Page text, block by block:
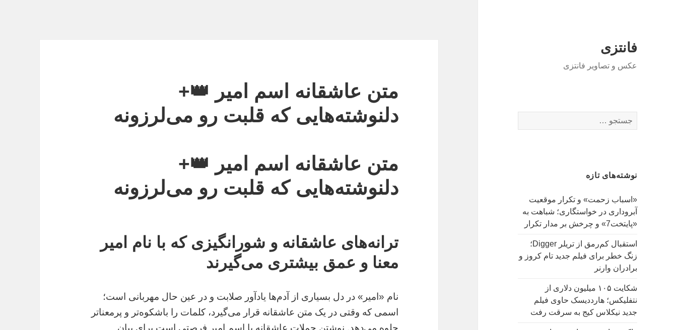
فانتزی
عکس و تصاویر فانتزی
س
ب
ا
ی
:
نوشته‌های تازه
«اسباب زحمت» و تکرار موقعیت
آبروداری در خواستگاری؛ شباهت به
«پایتخت7» و چرخش بر مدار تکرار
استقبال کم‌رمق از تریلر Digger؛
زنگ خطر برای فیلم جدید تام کروز و
برادران وارنر
شکایت ۱۰۵ میلیون دلاری از
نتفلیکس؛ هارددیسک حاوی فیلم
جدید نیکلاس کیج به سرقت رفت
متن عاشقانه اسم امیر 👑+
دلنوشته‌هایی که قلبت رو می‌لرزونه
متن عاشقانه اسم امیر 👑+
دلنوشته‌هایی که قلبت رو می‌لرزونه
ترانه‌های عاشقانه و شورانگیزی که با نام امیر
معنا و عمق بیشتری می‌گیرند
نام «امیر» در دل بسیاری از آدم‌ها یادآور صلابت و در عین حال مهربانی است؛
اسمی که وقتی در یک متن عاشقانه قرار می‌گیرد، کلمات را باشکوه‌تر و پرمعناتر
جلوه می‌دهد. نوشتن جملات عاشقانه با اسم امیر فرصتی است برای بیان